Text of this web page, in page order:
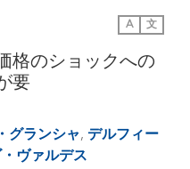
A 文
格のショックへの
要
グランシャ,デルフィー
ヴァルデス